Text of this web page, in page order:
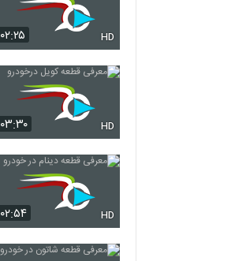
۰۲:۲۵ HD
۰۳:۳۰ HD
۰۲:۵۴ HD